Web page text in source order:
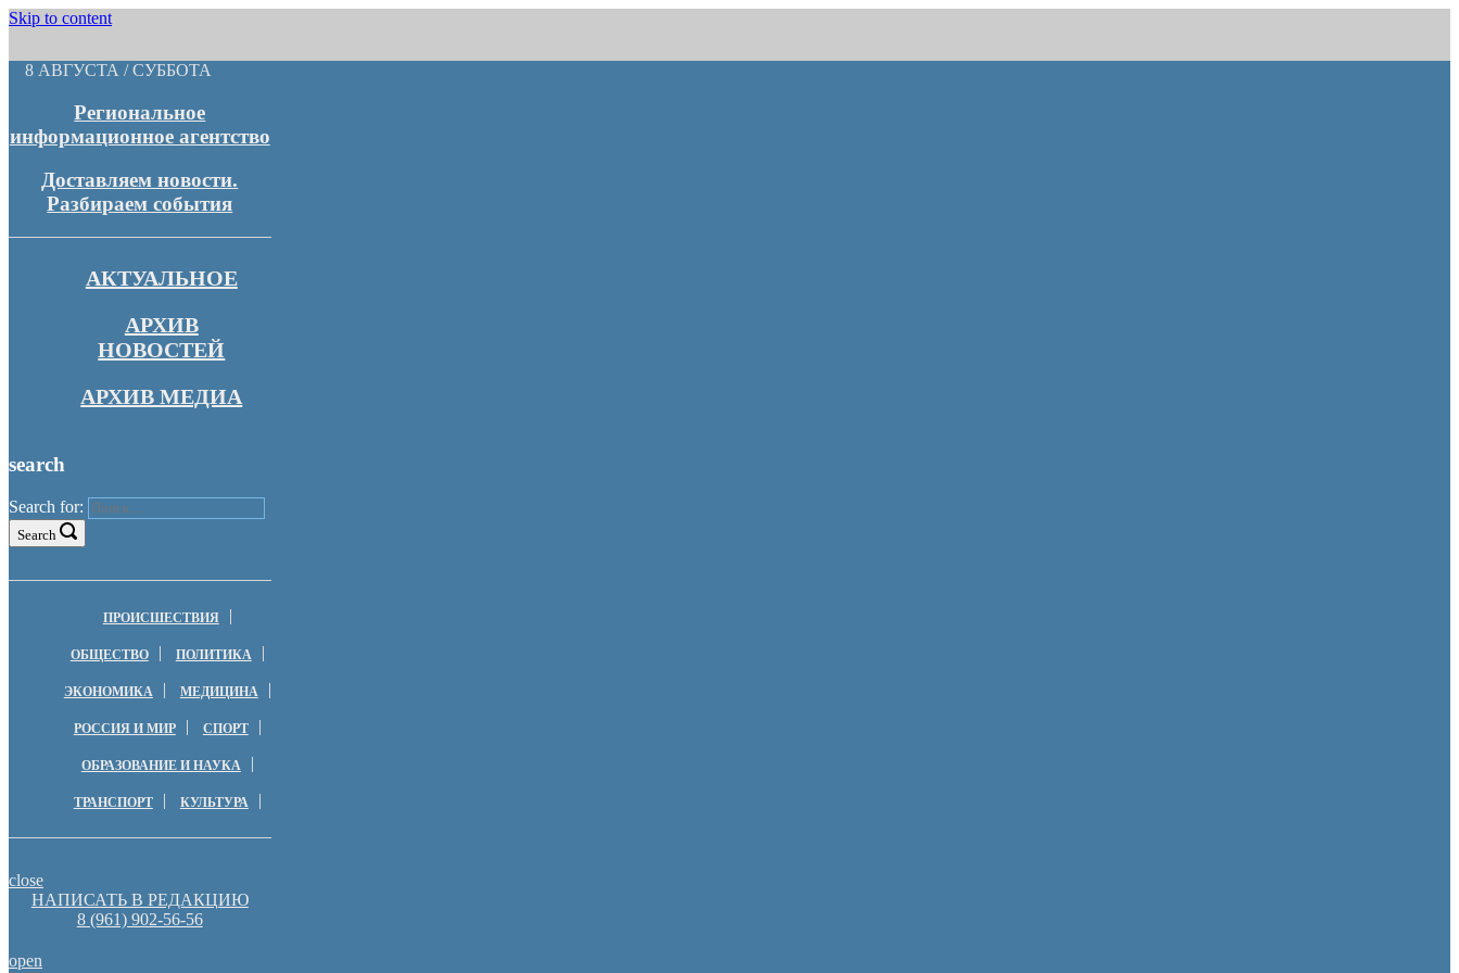
Skip to content
8 АВГУСТА / СУББОТА
Региональное
информационное агентство
Доставляем новости.
Разбираем события
АКТУАЛЬНОЕ
АРХИВ
НОВОСТЕЙ
АРХИВ МЕДИА
search
Search for:
Search
ПРОИСШЕСТВИЯ
ОБЩЕСТВО ПОЛИТИКА
ЭКОНОМИКА МЕДИЦИНА
РОССИЯ И МИР СПОРТ
ОБРАЗОВАНИЕ И НАУКА
ТРАНСПОРТ КУЛЬТУРА
close
НАПИСАТЬ В РЕДАКЦИЮ
8 (961) 902-56-56
open